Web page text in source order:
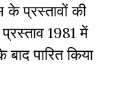
प्रस्तावों की
1981 में
पारित किया